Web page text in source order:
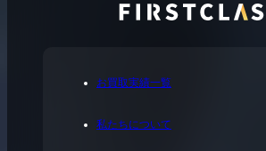
お買取実績一覧
私たちについて